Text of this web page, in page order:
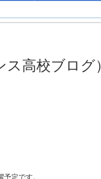
高校ブログ）
定です。